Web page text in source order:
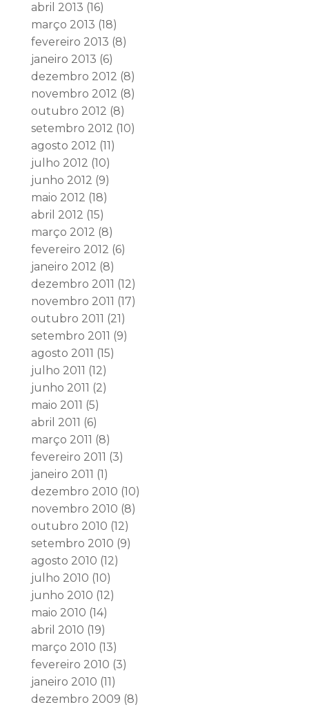
abril 2013 (16)
março 2013 (18)
fevereiro 2013 (8)
janeiro 2013 (6)
dezembro 2012 (8)
novembro 2012 (8)
outubro 2012 (8)
setembro 2012 (10)
agosto 2012 (11)
julho 2012 (10)
junho 2012 (9)
maio 2012 (18)
abril 2012 (15)
março 2012 (8)
fevereiro 2012 (6)
janeiro 2012 (8)
dezembro 2011 (12)
novembro 2011 (17)
outubro 2011 (21)
setembro 2011 (9)
agosto 2011 (15)
julho 2011 (12)
junho 2011 (2)
maio 2011 (5)
abril 2011 (6)
março 2011 (8)
fevereiro 2011 (3)
janeiro 2011 (1)
dezembro 2010 (10)
novembro 2010 (8)
outubro 2010 (12)
setembro 2010 (9)
agosto 2010 (12)
julho 2010 (10)
junho 2010 (12)
maio 2010 (14)
abril 2010 (19)
março 2010 (13)
fevereiro 2010 (3)
janeiro 2010 (11)
dezembro 2009 (8)